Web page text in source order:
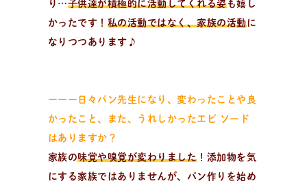
作りを学ぶ
学びたい、楽しみたい！
り…子供達が積極的に活動してくれる姿も嬉し
かったです！ 私の活動ではなく、家族の活動に
なりつつあります♪
ーーー日々パン先生になり、変わったことや良
かったこと、また、うれしかったエピ ソード
はありますか？
家族の味覚や嗅覚が変わりました ！添加物を気
にする家族ではありませんが、パン作りを始め